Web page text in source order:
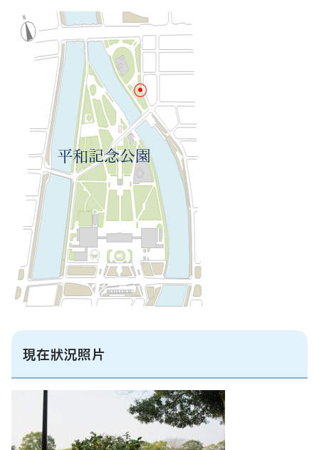
現在狀況照片